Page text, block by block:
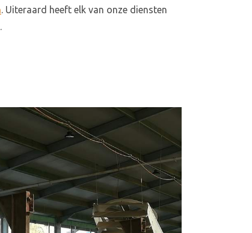
. Uiteraard heeft elk van onze diensten